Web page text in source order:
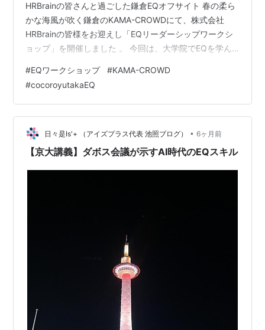
HRBrainの皆さんと過ごした鎌倉EQオフサイト 春の柔ら
かな海風が吹く鎌倉のKAMA-CROWDにて、株式会社
HRBrainの皆様をお迎えし「EQリーダーシップワークシ
ョップ」を開催しました 。 今回は、大学院でEQを学ん
れる方まで、非常に多様なバックグラウンドを持つ現場
プロフェッショナルなメンバーが集まりました 。そんな
皆様と、ビジネスにおけるWhat（定義）、Why（必要
性）、そして現場で即実践できるHow（活用法）をギュ
ッと凝縮して駆け抜けた時間。あまりに笑顔にあふれた
熱量を少しだけお…
#EQワークショップ #KAMA-CROWD
#cocoroyutakaEQ
日々是Is'+ （アイズプラス代表 池照ブログ） • 6ヶ月前
【京大講義】ダボス会議が示すAI時代のEQスキル